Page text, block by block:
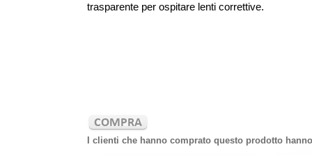
trasparente per ospitare lenti correttive.
I clienti che hanno comprato questo prodotto